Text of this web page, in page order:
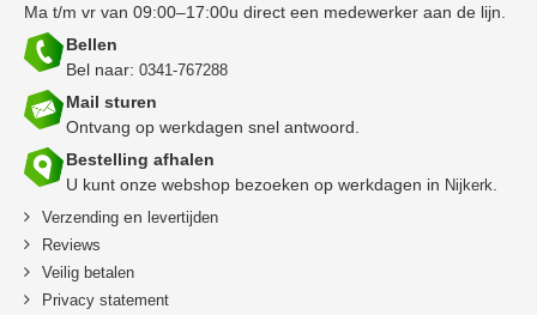
Ma t/m vr van 09:00–17:00u direct een medewerker aan de lijn.
Bellen
Bel naar: 0341-767288
Mail sturen
Ontvang op werkdagen snel antwoord.
Bestelling afhalen
U kunt onze webshop bezoeken op werkdagen in Nijkerk
Verzending en levertijden
Reviews
Veilig betalen
Privacy statement